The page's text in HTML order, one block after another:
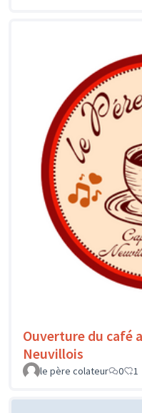
Ouverture du café
Neuvillois
le père colateur
0 1